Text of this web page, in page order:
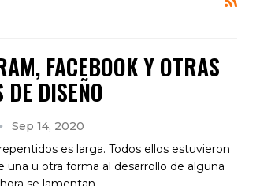
FACEBOOK Y OTRAS
DE DISEÑO
Sep 14, 2020
es larga. Todos ellos estuvieron
una u otra forma al desarrollo de alguna